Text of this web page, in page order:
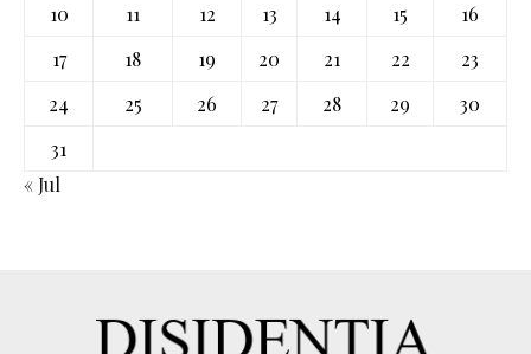
10
11 12 13 14 15
16
17
18 19 20 21 22
23
24
25 26 27 28 29
30
31
« Jul